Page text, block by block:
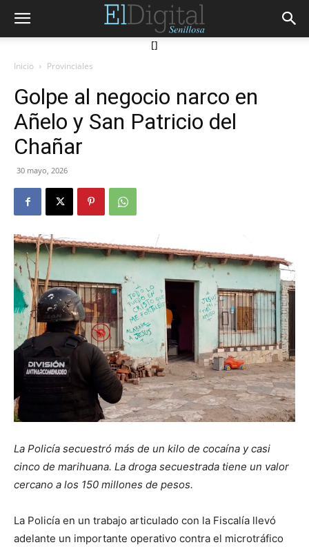
[]
Inicio Provinciales
Golpe al negocio narco en
Añelo y San Patricio del
Chañar
30 mayo, 2026
La Policía secuestró más de un kilo de cocaína y casi
cinco de marihuana. La droga secuestrada tiene un valor
cercano a los 150 millones de pesos.
La Policía en un trabajo articulado con la Fiscalía llevó
adelante un importante operativo contra el microtráfico